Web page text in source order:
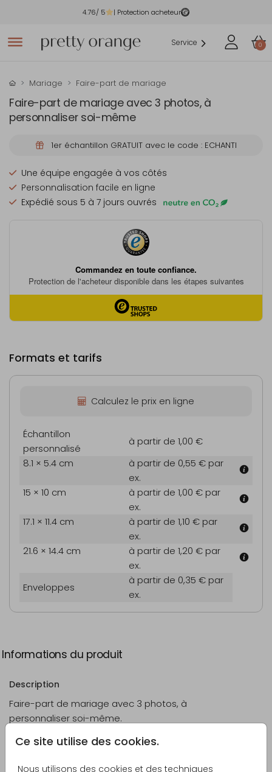
4.76/ 5 | Protection acheteur
Service 0
Ce site utilise des cookies.
Nous utilisons des cookies et des techniques
Mariage Faire-part de mariage
Faire-part de mariage avec 3 photos, à
personnaliser soi-même
1er échantillon GRATUIT avec le code : ECHANTI
Une équipe engagée à vos côtés
Personnalisation facile en ligne
Expédié sous 5 à 7 jours ouvrés
Formats et tarifs
Calculez le prix en ligne
Échantillon
personnalisé
à partir de 1,00 €
8.1 × 5.4 cm
à partir de 0,55 € par
ex.
15 × 10 cm
à partir de 1,00 € par
ex.
17.1 × 11.4 cm
à partir de 1,10 € par
ex.
21.6 × 14.4 cm
à partir de 1,20 € par
ex.
Enveloppes
à partir de 0,35 € par
ex.
Informations du produit
Description
Faire-part de mariage avec 3 photos, à
personnaliser soi-même.
Créateur